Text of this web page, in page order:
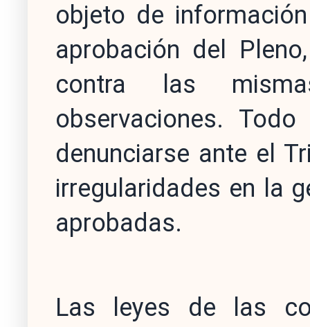
objeto de
aprobación del
contra las
observaciones.
denunciarse ante el
irregularidades en la
aprobadas.
Las leyes de las